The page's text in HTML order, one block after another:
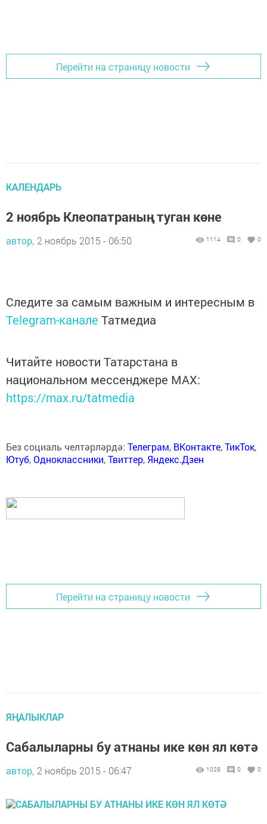
Перейти на страницу новости
КАЛЕНДАРЬ
2 ноябрь Клеопатраның туган көне
автор, 2 ноябрь 2015 - 06:50 1114 0 0
Следите за самым важным и интересным в
Telegram-канале Татмедиа
Читайте новости Татарстана в
национальном мессенджере MАХ:
https://max.ru/tatmedia
Без социаль челтәрләрдә: Телеграм, ВКонтакте,ТикТок,
Ютуб,Одноклассники,Твиттер, Яндекс.Дзен
Перейти на страницу новости
ЯҢАЛЫКЛАР
Сабалыларны бу атнаны ике көн ял көтә
автор, 2 ноябрь 2015 - 06:47 1028 0 0